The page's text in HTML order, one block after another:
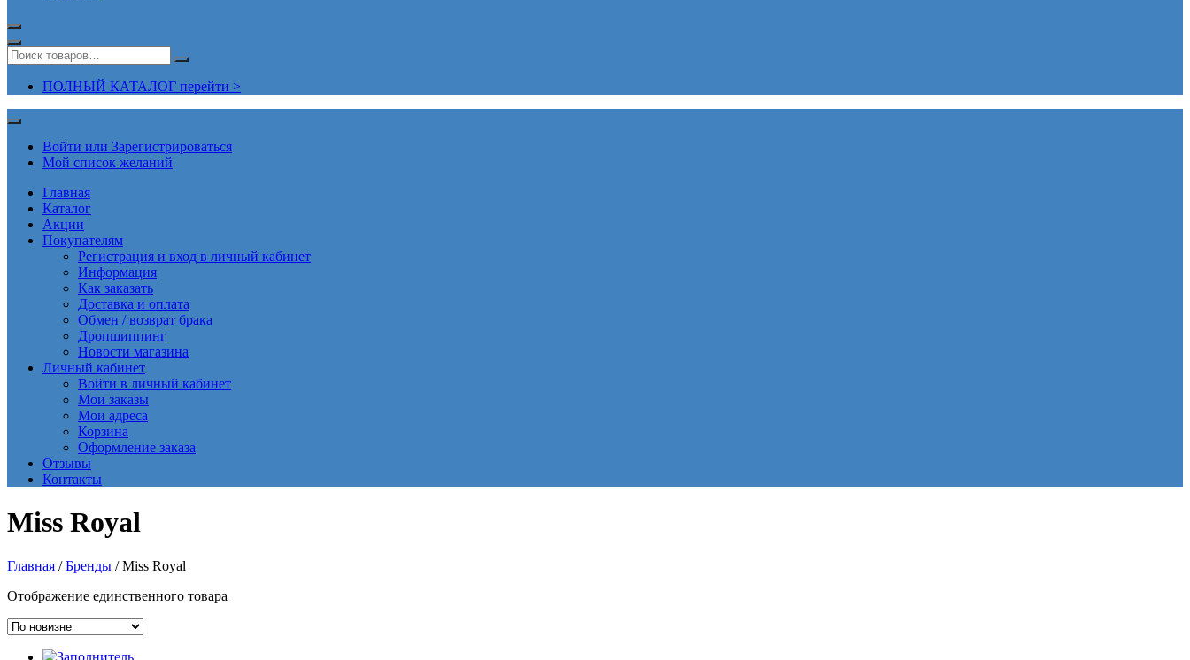
ПОЛНЫЙ КАТАЛОГ перейти >
Войти или Зарегистрироваться
Мой список желаний
Главная
Каталог
Акции
Покупателям
Регистрация и вход в личный кабинет
Информация
Как заказать
Доставка и оплата
Обмен / возврат брака
Дропшиппинг
Новости магазина
Личный кабинет
Войти в личный кабинет
Мои заказы
Мои адреса
Корзина
Оформление заказа
Отзывы
Контакты
Miss Royal
Главная /Бренды / Miss Royal
Отображение единственного товара